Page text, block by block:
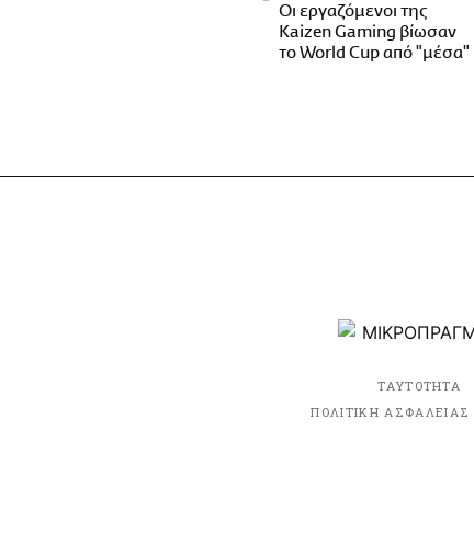
Οι εργαζόμενοι της
Kaizen Gaming βίωσαν
το World Cup από "μέσα"
ΤΑΥΤΟΤΗΤΑ
ΠΟΛΙΤΙΚΗ